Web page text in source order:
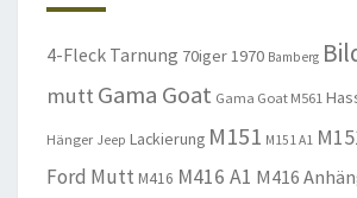
4-Fleck Tarnung 70iger1970 Bamberg
mutt Gama Goat Gama Goat M561
Hänger Jeep Lackierung M151 M151 A1
Ford Mutt M416 M416 A1 M416